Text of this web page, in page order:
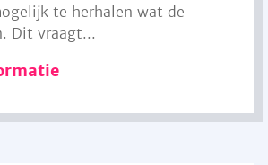
te herhalen wat de
Dit vraagt...